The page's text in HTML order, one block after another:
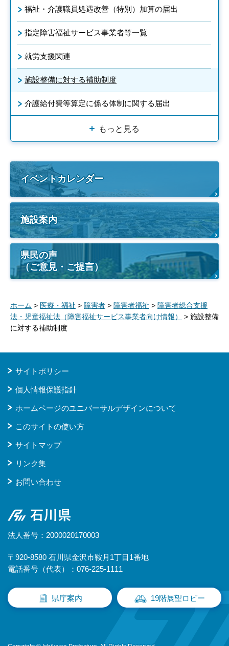
福祉・介護職員処遇改善（特別）加算の届出
指定障害福祉サービス事業者等一覧
就労支援関連
施設整備に対する補助制度
介護給付費等算定に係る体制に関する届出
もっと見る
イベントカレンダー
施設案内
県民の声
（ご意見・ご提言）
ホーム > 医療・福祉 > 障害者 > 障害者福祉 > 障害者総合支援
法・児童福祉法（障害福祉サービス事業者向け情報）
> 施設整備
に対する補助制度
サイトポリシー
個人情報保護指針
ホームページのユニバーサルデザインについて
このサイトの使い方
サイトマップ
リンク集
お問い合わせ
石川県
法人番号：2000020170003
〒920-8580 石川県金沢市鞍月1丁目1番地
電話番号（代表）：076-225-1111
県庁案内 19階展望ロビー